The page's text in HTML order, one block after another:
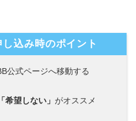
込み時のポイント
公式ページへ移動する
「希望しない」 がオススメ